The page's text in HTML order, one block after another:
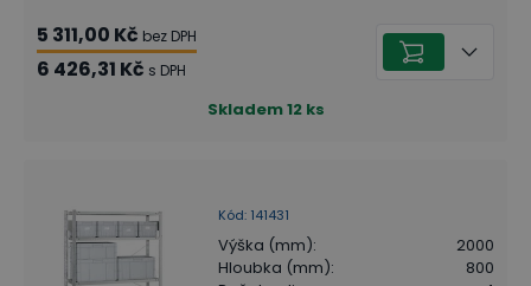
5 311,00 Kč bez DPH
6 426,31 Kč s DPH
Skladem12 ks
Kód: 141431
Výška (mm):
2000
Hloubka (mm):
800